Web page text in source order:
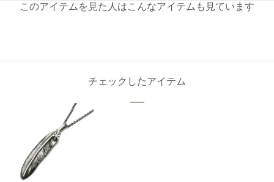
このアイテムを見た人はこんなアイテムも見ています
チェックしたアイテム